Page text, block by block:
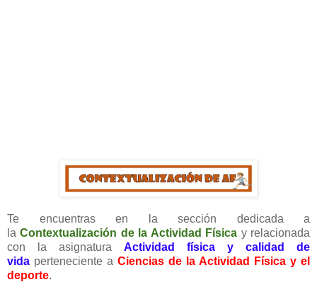
Te encuentras en la sección dedicada a
laContextualización de la Actividad Física y relacionada
con la asignatura
Actividad física y calidad de
vida perteneciente a Ciencias de la Actividad Física y el
deporte.